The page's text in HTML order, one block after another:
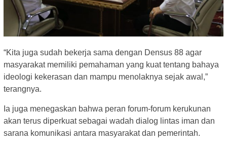
“Kita juga sudah bekerja sama dengan Densus 88 agar
masyarakat memiliki pemahaman yang kuat tentang bahaya
ideologi kekerasan dan mampu menolaknya sejak awal,”
terangnya.
Ia juga menegaskan bahwa peran forum-forum kerukunan
akan terus diperkuat sebagai wadah dialog lintas iman dan
sarana komunikasi antara masyarakat dan pemerintah.